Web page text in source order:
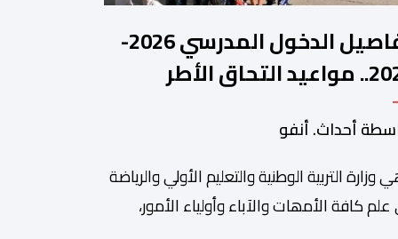
أبرزالتظاهرات التراثية بالمغرب، والتي تستقطب سنويا
تفاصيل الدخول المدرسي 2026-
2027.. مواعيد التحاق الأطر
بالمؤسسات التعليمية
أحداث. أنفو
وزارة التربیة الوطنیة والتعلیم الأولي والریاضة
علم كافة الأمھات والآباء وأولیاء الأمور،